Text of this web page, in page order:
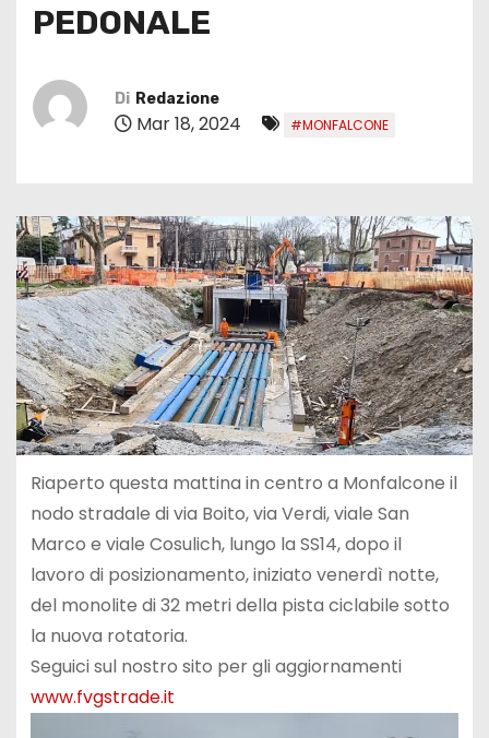
PEDONALE
Di Redazione
Mar 18, 2024 #MONFALCONE
Riaperto questa mattina in centro a Monfalcone il
nodo stradale di via Boito, via Verdi, viale San
Marco e viale Cosulich, lungo la SS14, dopo il
lavoro di posizionamento, iniziato venerdì notte,
del monolite di 32 metri della pista ciclabile sotto
la nuova rotatoria.
Seguici sul nostro sito per gli aggiornamenti
www.fvgstrade.it